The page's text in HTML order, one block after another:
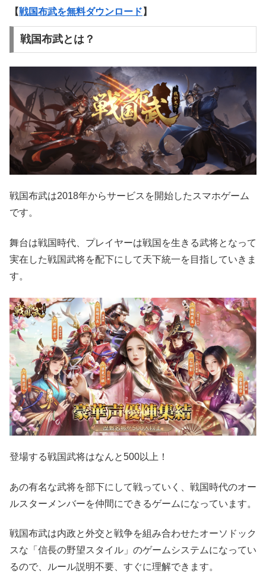
【戦国布武を無料ダウンロード 】
戦国布武とは？
戦国布武は2018年からサービスを開始したスマホゲーム
です。
舞台は戦国時代、プレイヤーは戦国を生きる武将となって
実在した戦国武将を配下にして天下統一を目指していきま
す。
登場する戦国武将はなんと500以上！
あの有名な武将を部下にして戦っていく、戦国時代のオー
ルスターメンバーを仲間にできるゲームになっています。
戦国布武は内政と外交と戦争を組み合わせたオーソドック
スな「信長の野望スタイル」のゲームシステムになってい
るので、ルール説明不要、すぐに理解できます。